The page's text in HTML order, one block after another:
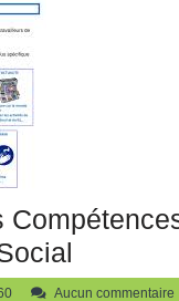
Des
training360
Aucun commentaire